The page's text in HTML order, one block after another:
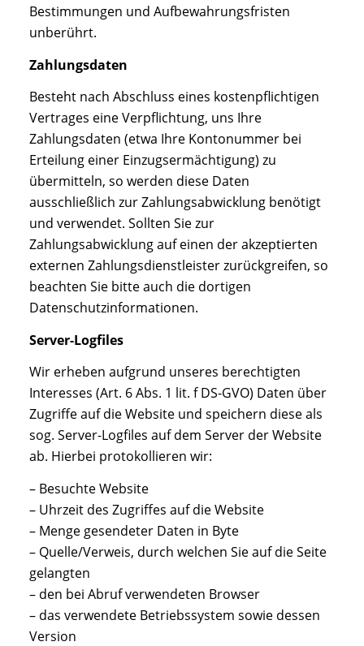
Bestimmungen und Aufbewahrungsfristen
unberührt.
Zahlungsdaten
Besteht nach Abschluss eines kostenpflichtigen
Vertrages eine Verpflichtung, uns Ihre
Zahlungsdaten (etwa Ihre Kontonummer bei
Erteilung einer Einzugsermächtigung) zu
übermitteln, so werden diese Daten
ausschließlich zur Zahlungsabwicklung benötigt
und verwendet. Sollten Sie zur
Zahlungsabwicklung auf einen der akzeptierten
externen Zahlungsdienstleister zurückgreifen, so
beachten Sie bitte auch die dortigen
Datenschutzinformationen.
Server-Logfiles
Wir erheben aufgrund unseres berechtigten
Interesses (Art. 6 Abs. 1 lit. f DS-GVO) Daten über
Zugriffe auf die Website und speichern diese als
sog. Server-Logfiles auf dem Server der Website
ab. Hierbei protokollieren wir:
– Besuchte Website
– Uhrzeit des Zugriffes auf die Website
– Menge gesendeter Daten in Byte
– Quelle/Verweis, durch welchen Sie auf die Seite
gelangten
– den bei Abruf verwendeten Browser
– das verwendete Betriebssystem sowie dessen
Version